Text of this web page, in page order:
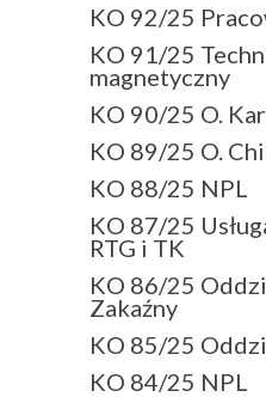
KO 92/25
KO 91/25
magnetyczny
KO 90/25 O.
KO 89/25 O.
KO 88/25 NPL
KO 87/25
RTG i TK
KO 86/25
Zakaźny
KO 85/25
KO 84/25 NPL